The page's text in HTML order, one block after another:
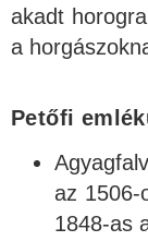
akadt
a
Petőfi
az 1506-
1848-as